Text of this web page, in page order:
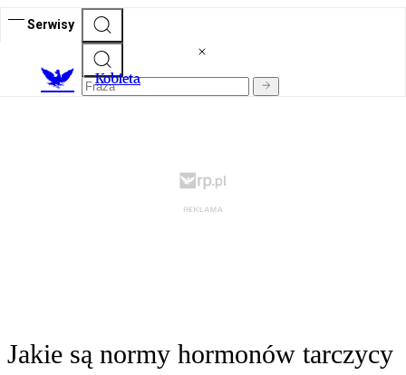
Serwisy
Kobieta
Jakie są normy hormonów tarczycy